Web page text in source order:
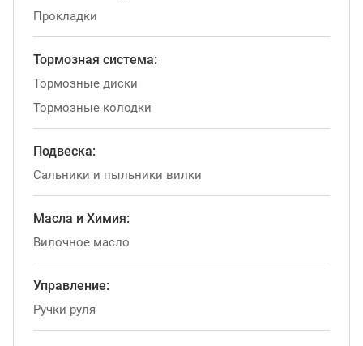
Прокладки
Тормозная система:
Тормозные диски
Тормозные колодки
Подвеска:
Сальники и пыльники вилки
Масла и Химия:
Вилочное масло
Управление:
Ручки руля